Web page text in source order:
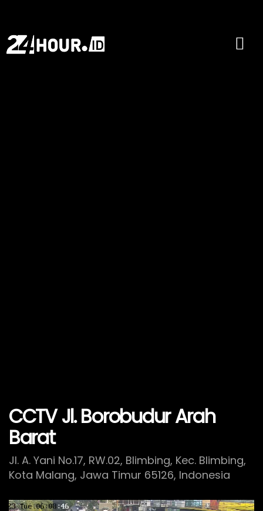
CCTV Jl. Borobudur Arah
Barat
Jl. A. Yani No.17, RW.02, Blimbing, Kec. Blimbing,
Kota Malang, Jawa Timur 65126, Indonesia